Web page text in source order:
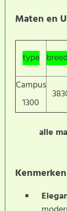
Maten en
type
Campus
1300
alle